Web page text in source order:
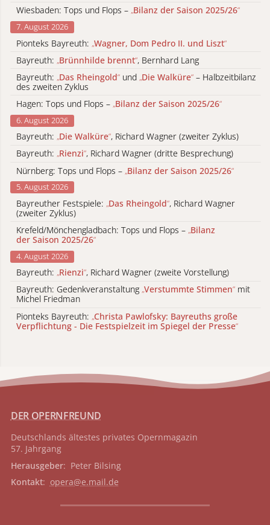
Wiesbaden: Tops und Flops – „Bilanz der Saison 2025/26“
7. August 2026
Pionteks Bayreuth: „Wagner, Dom Pedro II. und Liszt“
Bayreuth: „Brünnhilde brennt“, Bernhard Lang
Bayreuth: „Das Rheingold“ und „Die Walküre“ – Halbzeitbilanz
des zweiten Zyklus
Hagen: Tops und Flops – „Bilanz der Saison 2025/26“
6. August 2026
Bayreuth: „Die Walküre“, Richard Wagner (zweiter Zyklus)
Bayreuth: „Rienzi“, Richard Wagner (dritte Besprechung)
Nürnberg: Tops und Flops – „Bilanz der Saison 2025/26“
5. August 2026
Bayreuther Festspiele: „Das Rheingold“, Richard Wagner
(zweiter Zyklus)
Krefeld/Mönchengladbach: Tops und Flops – „Bilanz
der Saison 2025/26“
4. August 2026
Bayreuth: „Rienzi“, Richard Wagner (zweite Vorstellung)
Bayreuth: Gedenkveranstaltung „Verstummte Stimmen“ mit
Michel Friedman
Pionteks Bayreuth: „Christa Pawlofsky: Bayreuths große
Verpflichtung - Die Festspielzeit im Spiegel der Presse“
DER OPERNFREUND
Deutschlands ältestes privates Opernmagazin
57. Jahrgang
Herausgeber: Peter Bilsing
Kontakt: opera@e.mail.de